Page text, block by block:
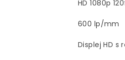
HD 1080p
600 lp/mm
Displej HD s